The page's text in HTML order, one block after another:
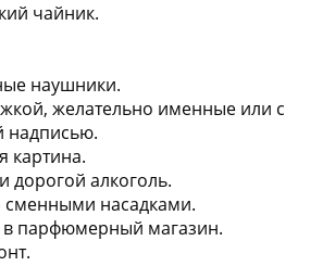
чайник.
наушники.
желательно именные или с
надписью.
картина.
дорогой алкоголь.
сменными насадками.
в парфюмерный магазин.